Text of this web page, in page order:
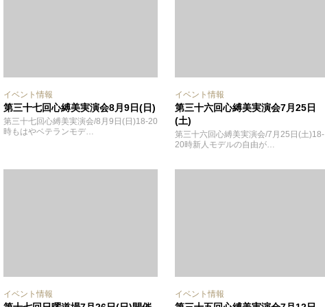
イベント情報
第三十七回心縛美実演会8月9日(日)
第三十七回心縛美実演会/8月9日(日)18-20
時もはやベテランモデ…
イベント情報
第三十六回心縛美実演会7月25日
(土)
第三十六回心縛美実演会/7月25日(土)18-
20時新人モデルの自由が…
イベント情報 イベント情報